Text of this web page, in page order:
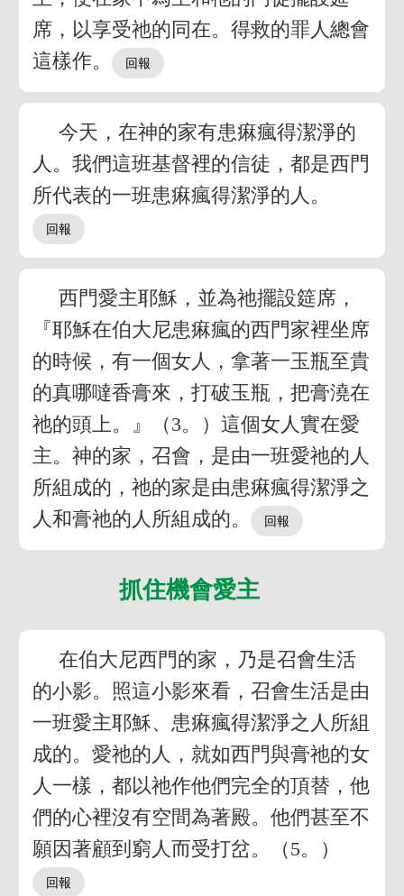
席，以享受祂的同在。得救的罪人總會
這樣作。
今天，在神的家有患痳瘋得潔淨的
人。我們這班基督裡的信徒，都是西門
所代表的一班患痳瘋得潔淨的人。
西門愛主耶穌，並為祂擺設筵席，
『耶穌在伯大尼患痳瘋的西門家裡坐席
的時候，有一個女人，拿著一玉瓶至貴
的真哪噠香膏來，打破玉瓶，把膏澆在
祂的頭上。』（3。）這個女人實在愛
主。神的家，召會，是由一班愛祂的人
所組成的，祂的家是由患痳瘋得潔淨之
人和膏祂的人所組成的。
抓住機會愛主
在伯大尼西門的家，乃是召會生活
的小影。照這小影來看，召會生活是由
一班愛主耶穌、患痳瘋得潔淨之人所組
成的。愛祂的人，就如西門與膏祂的女
人一樣，都以祂作他們完全的頂替，他
們的心裡沒有空間為著殿。他們甚至不
願因著顧到窮人而受打岔。（5。）